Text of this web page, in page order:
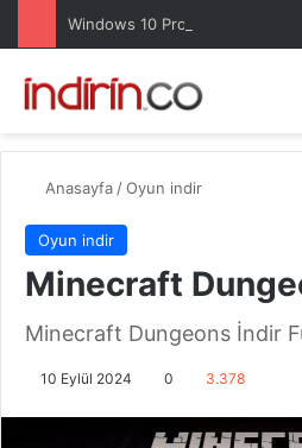
Windows 10 Pro indir – Türkçe
Anasayfa /Oyun indir
Oyun indir
Minecraft
Minecraft Dungeons İndir
10 Eylül 2024 0 3.378